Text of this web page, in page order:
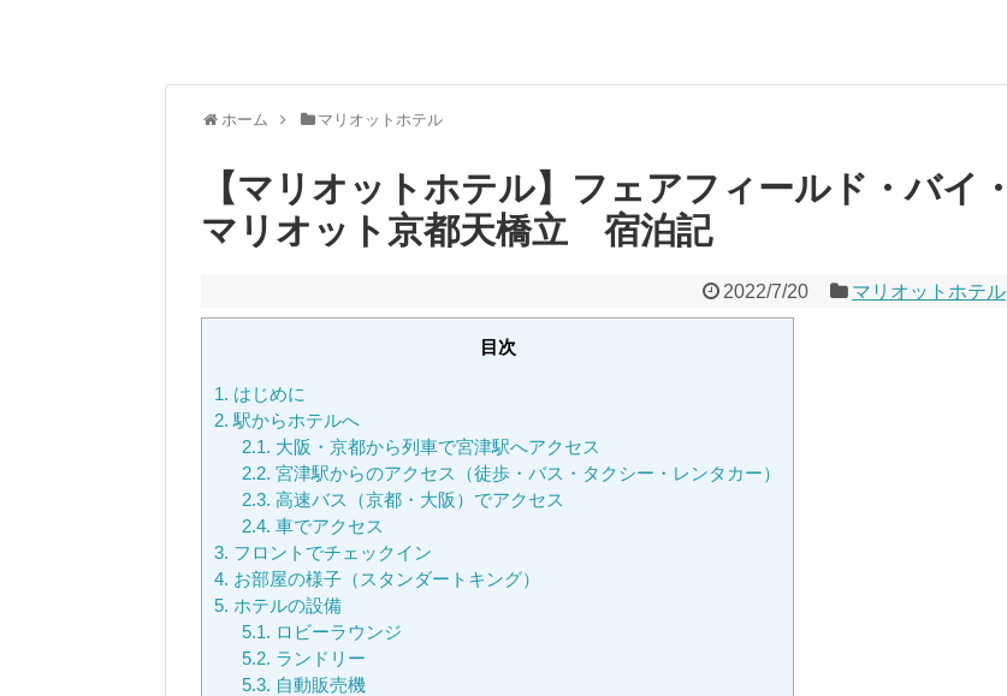
ホーム マリオットホテル
【マリオットホテル】フェアフィールド・バイ・
マリオット京都天橋立 宿泊記
2022/7/20 マリオットホテル
目次
1. はじめに
2. 駅からホテルへ
2.1. 大阪・京都から列車で宮津駅へアクセス
2.2. 宮津駅からのアクセス（徒歩・バス・タクシー・レンタカー）
2.3. 高速バス（京都・大阪）でアクセス
2.4. 車でアクセス
3. フロントでチェックイン
4. お部屋の様子（スタンダートキング）
5. ホテルの設備
5.1. ロビーラウンジ
5.2. ランドリー
5.3. 自動販売機